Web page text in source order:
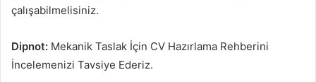
çalışabilmelisiniz.
Dipnot: Mekanik Taslak İçin CV Hazırlama Rehberini
İncelemenizi Tavsiye Ederiz.